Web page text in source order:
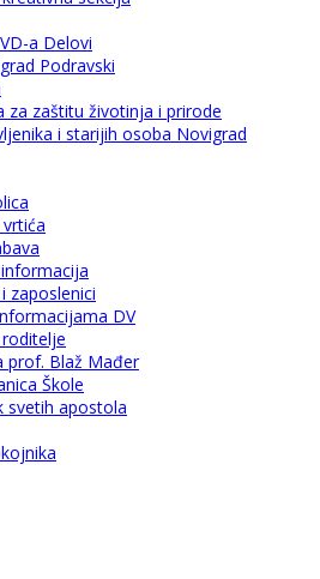
a Delovi
Podravski
za zaštitu životinja i prirode
i starijih osoba Novigrad
zaposlenici
DV
prof. Blaž Mađer
Škole
svetih apostola